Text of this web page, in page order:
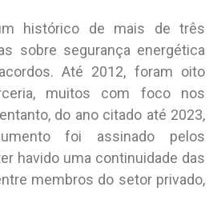
histórico de mais de três
sobre segurança energética
Até 2012, foram oito
muitos com foco nos
do ano citado até 2023,
foi assinado pelos
havido uma continuidade das
membros do setor privado,